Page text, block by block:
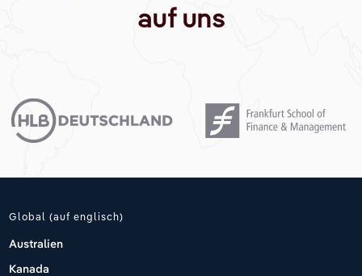
auf uns
Global (auf englisch)
Australien
Kanada